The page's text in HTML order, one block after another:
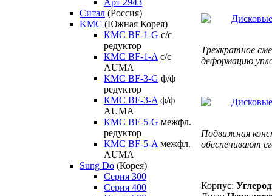
Арт 2943
Ситал (Россия)
KMC (Южная Корея)
КМС BF-1-G с/с
редуктор
КМС BF-1-A с/с
AUMA
КМС BF-3-G ф/ф
редуктор
КМС BF-3-A ф/ф
AUMA
КМС BF-5-G межфл.
редуктор
КМС BF-5-A межфл.
AUMA
Sung Do (Корея)
Серия 300
Серия 400
Трехкратное
деформацию
Подвижная
обеспечивают
Корпус: